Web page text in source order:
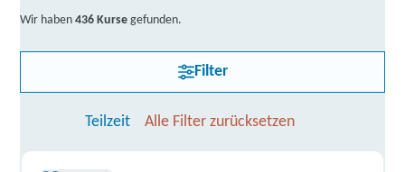
Wir haben436 Kurse gefunden.
Filter
Teilzeit Alle Filter zurücksetzen